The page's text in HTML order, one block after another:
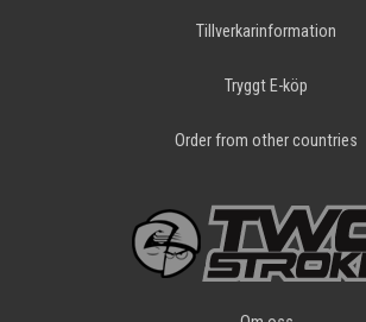
Tillverkarinformation
Tryggt E-köp
Order from other countries